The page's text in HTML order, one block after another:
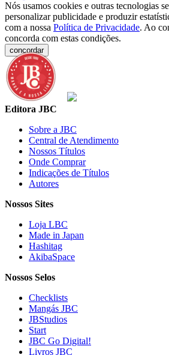
Nós usamos cookies e outras tecnologias
personalizar publicidade e produzir
com a nossa Política de Privacidade. Ao
concorda com estas condições.
concordar
Editora JBC
Sobre a JBC
Central de Atendimento
Nossos Títulos
Onde Comprar
Indicações de Títulos
Autores
Nossos Sites
Loja LBC
Made in Japan
Hashitag
AkibaSpace
Nossos Selos
Checklists
Mangás JBC
JBStudios
Start
JBC Go Digital!
Livros JBC